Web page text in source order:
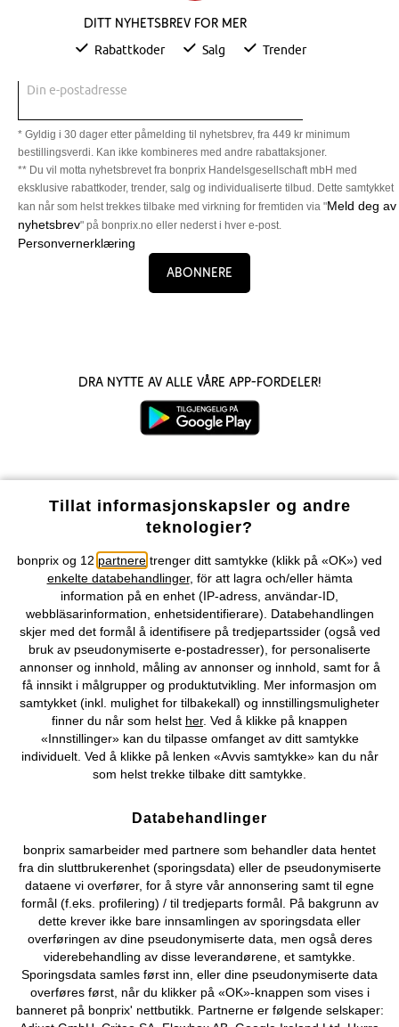
Ditt nyhetsbrev for mer
Rabattkoder Salg Trender
Din e-postadresse
* Gyldig i 30 dager etter påmelding til nyhetsbrev, fra 449 kr minimum
bestillingsverdi. Kan ikke kombineres med andre rabattaksjoner.
** Du vil motta nyhetsbrevet fra bonprix Handelsgesellschaft mbH med
eksklusive rabattkoder, trender, salg og individualiserte tilbud. Dette samtykket
kan når som helst trekkes tilbake med virkning for fremtiden via "Meld deg av
nyhetsbrev" på bonprix.no eller nederst i hver e-post.
Personvernerklæring
Abonnere
Dra nytte av alle våre app-fordeler!
Våre betalingsalternativer
Vårt tilbud
Selskapet
Topkategorier / Sesongvarer
Du kan også finne oss på
Cookie-innstillinger
Om Oss Angre kjøp
© 2026 bonprix.
Tillat informasjonskapsler og andre
teknologier?
bonprix og 12 partnere trenger ditt samtykke (klikk på «OK») ved
enkelte databehandlinger, för att lagra och/eller hämta
information på en enhet (IP-adress, användar-ID,
webbläsarinformation, enhetsidentifierare). Databehandlingen
skjer med det formål å identifisere på tredjepartssider (også ved
bruk av pseudonymiserte e-postadresser), for personaliserte
annonser og innhold, måling av annonser og innhold, samt for å
få innsikt i målgrupper og produktutvikling. Mer informasjon om
samtykket (inkl. mulighet for tilbakekall) og innstillingsmuligheter
finner du når som helst her. Ved å klikke på knappen
«Innstillinger» kan du tilpasse omfanget av ditt samtykke
individuelt. Ved å klikke på lenken «Avvis samtykke» kan du når
som helst trekke tilbake ditt samtykke.
Databehandlinger
bonprix samarbeider med partnere som behandler data hentet
fra din sluttbrukerenhet (sporingsdata) eller de pseudonymiserte
dataene vi overfører, for å styre vår annonsering samt til egne
formål (f.eks. profilering) / til tredjeparts formål. På bakgrunn av
dette krever ikke bare innsamlingen av sporingsdata eller
overføringen av dine pseudonymiserte data, men også deres
viderebehandling av disse leverandørene, et samtykke.
Sporingsdata samles først inn, eller dine pseudonymiserte data
overføres først, når du klikker på «OK»-knappen som vises i
banneret på bonprix' nettbutikk. Partnerne er følgende selskaper: